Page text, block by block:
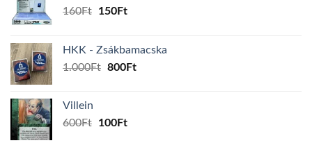
160Ft
Original
160Ft.
150FtCurrent
150Ft.
HKK - Zsákbamacska
1.000Ft Original
800FtCurrent
Villein
600Ft
Original
100FtCurrent